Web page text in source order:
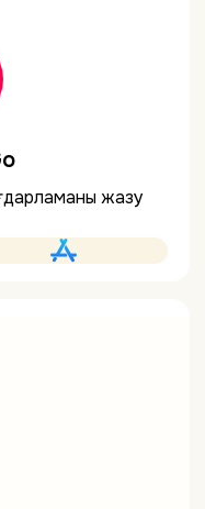
жазу